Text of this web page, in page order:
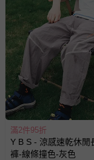
＊本商品銷往多個
現，敬請理解。如
退換貨須知
您所購買的商品
並非試用期，您
包含完整包裝、
滿2件95折
Y B S - 涼感速乾休閒
褲-線條撞色-灰色